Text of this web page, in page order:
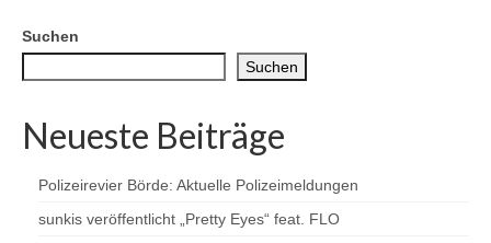
Suchen
Suchen
Neueste Beiträge
Polizeirevier Börde: Aktuelle Polizeimeldungen
sunkis veröffentlicht „Pretty Eyes“ feat. FLO